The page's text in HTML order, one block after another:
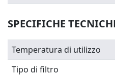
SPECIFICHE
Temperatura di utilizzo
Tipo di filtro